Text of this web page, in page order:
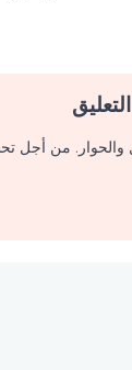
والحوار. من أجل